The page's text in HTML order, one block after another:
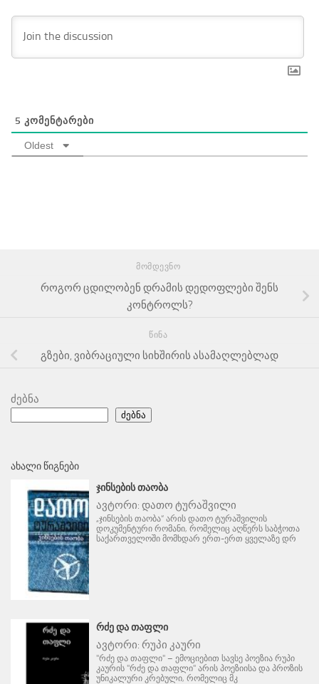
5 ᲙᲝᲛᲔᲜᲢᲐᲠᲔᲑᲘ
Oldest
ᲛᲝᲛᲓᲔᲕᲜᲝ
როგორ ცდილობენ დრამის დედოფლები შენს
კონტროლს?
ᲬᲘᲜᲐ
გზები, ვიბრაციული სიხშირის ასამაღლებლად
ძებნა
ძებნა
ᲐᲮᲐᲚᲘ ᲬᲘᲒᲜᲔᲑᲘ
ᲯᲘᲜᲡᲔᲑᲘᲡ ᲗᲐᲝᲑᲐ
ავტორი: დათო ტურაშვილი
„ჯინსების თაობა“ არის დათო ტურაშვილის
დოკუმენტური რომანი, რომელიც აღწერს საბჭოთა
საქართველოში მომხდარ ერთ-ერთ ყველაზე დრ
ᲠᲫᲔ ᲓᲐ ᲗᲐᲤᲚᲘ
ავტორი: რუპი კაური
"რძე და თაფლი" – ემოციებით სავსე პოეზია რუპი
კაურის "რძე და თაფლი" არის პოეზიისა და პროზის
უნიკალური კრებული, რომელიც მკ